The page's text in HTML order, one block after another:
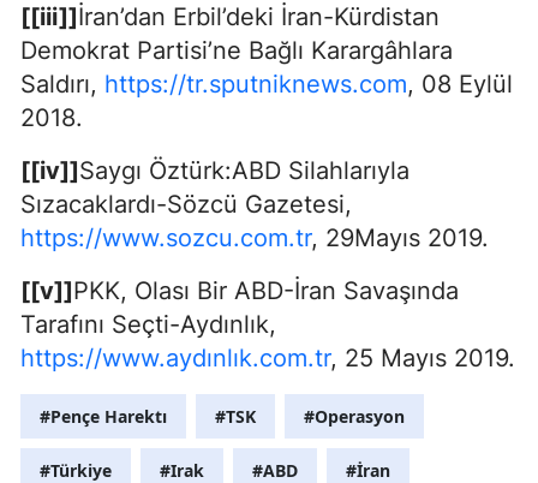
[[iii]]İran’dan Erbil’deki İran-Kürdistan
Demokrat Partisi’ne Bağlı Karargâhlara
Saldırı, https://tr.sputniknews.com, 08 Eylül
2018.
[[iv]]Saygı Öztürk:ABD Silahlarıyla
Sızacaklardı-Sözcü Gazetesi,
https://www.sozcu.com.tr, 29Mayıs 2019.
[[v]]PKK, Olası Bir ABD-İran Savaşında
Tarafını Seçti-Aydınlık,
https://www.aydınlık.com.tr, 25 Mayıs 2019.
#Pençe Harektı #TSK #Operasyon
#Türkiye #Irak #ABD #İran